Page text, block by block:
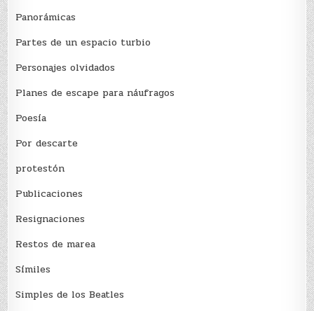
Panorámicas
Partes de un espacio turbio
Personajes olvidados
Planes de escape para náufragos
Poesía
Por descarte
protestón
Publicaciones
Resignaciones
Restos de marea
Sí­miles
Simples de los Beatles